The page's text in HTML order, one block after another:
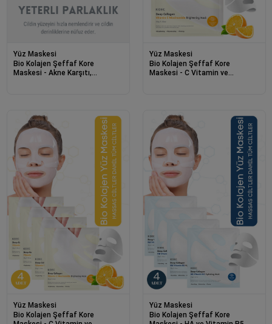
Yüz Maskesi
Bio Kolajen Şeffaf Kore
Maskesi - Akne Karşıtı,
Yüz Maskesi
Bio Kolajen Şeffaf Kore
Maskesi - C Vitamin ve
Yüz Maskesi
Bio Kolajen Şeffaf Kore
Yüz Maskesi
Bio Kolajen Şeffaf Kore